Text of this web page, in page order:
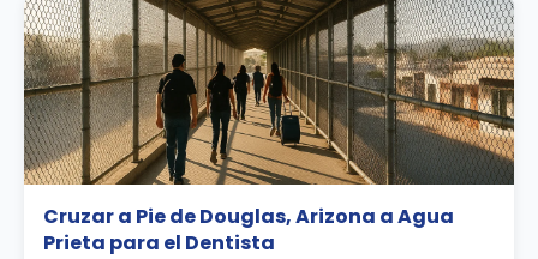
Cruzar a Pie de Douglas, Arizona a Agua
Prieta para el Dentista